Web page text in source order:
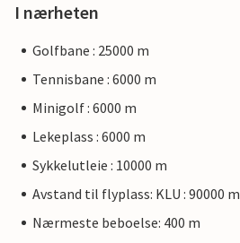
I nærheten
Golfbane : 25000 m
Tennisbane : 6000 m
Minigolf : 6000 m
Lekeplass : 6000 m
Sykkelutleie : 10000 m
Avstand til flyplass: KLU : 90000 m
Nærmeste beboelse: 400 m